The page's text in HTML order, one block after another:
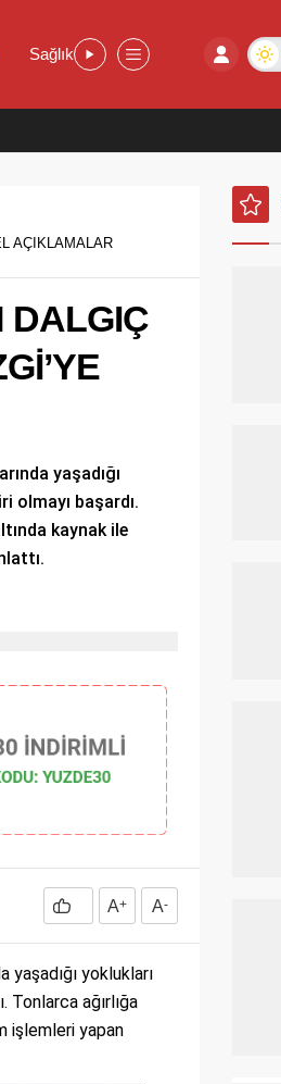
Sağlık
AÇIKLAMALAR
DALGIÇ
yaşadığı
olmayı başardı.
kaynak ile
A+ A-
yaşadığı yoklukları
Tonlarca ağırlığa
işlemleri yapan